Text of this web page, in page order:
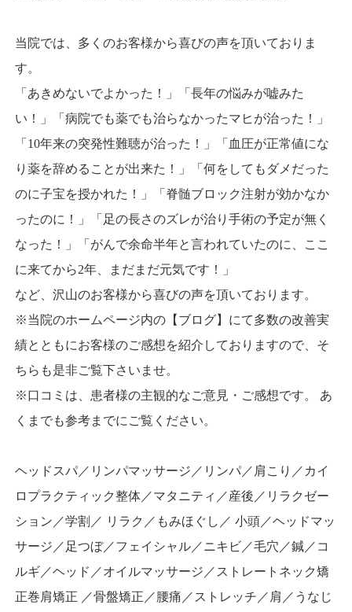
当院では、多くのお客様から喜びの声を頂いておりま
す。
「あきめないでよかった！」「長年の悩みが嘘みた
い！」「病院でも薬でも治らなかったマヒが治った！」
「10年来の突発性難聴が治った！」「血圧が正常値にな
り薬を辞めることが出来た！」「何をしてもダメだった
のに子宝を授かれた！」「脊髄ブロック注射が効かなか
ったのに！」「足の長さのズレが治り手術の予定が無く
なった！」「がんで余命半年と言われていたのに、ここ
に来てから2年、まだまだ元気です！」
など、沢山のお客様から喜びの声を頂いております。
※当院のホームページ内の【ブログ】にて多数の改善実
績とともにお客様のご感想を紹介しておりますので、そ
ちらも是非ご覧下さいませ。
※口コミは、患者様の主観的なご意見・ご感想です。 あ
くまでも参考までにご覧ください。
ヘッドスパ／リンパマッサージ／リンパ／肩こり／カイ
ロプラクティック整体／マタニティ／産後／リラクゼー
ション／学割／ リラク／もみほぐし／ 小頭／ヘッドマッ
サージ／足つぼ／フェイシャル／ニキビ／毛穴／鍼／コ
ルギ／ヘッド／オイルマッサージ／ストレートネック矯
正巻肩矯正 ／骨盤矯正／腰痛／ストレッチ／肩／うなじ